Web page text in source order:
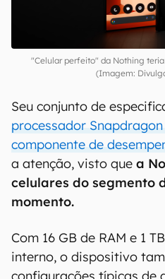
"Celular perfeito" da Nothing
(Imagem:
Seu conjunto de
processador
componente de
a atenção, visto que a
celulares do segmento
momento.
Com 16 GB de RAM e 1
interno, o dispositivo